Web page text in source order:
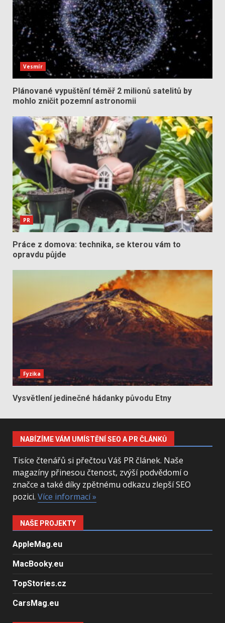
Vesmír
Plánované vypuštění téměř 2 milionů satelitů by
mohlo zničit pozemní astronomii
PR
Práce z domova: technika, se kterou vám to
opravdu půjde
Fyzika
Vysvětlení jedinečné hádanky původu Etny
NABÍZÍME VÁM UMÍSTĚNÍ SEO A PR ČLÁNKŮ
Tisíce čtenářů si přečtou Váš PR článek. Naše
magazíny přinesou čtenost, zvýší podvědomí o
značce a také díky zpětnému odkazu zlepší SEO
pozici. Více informací »
NAŠE PROJEKTY
AppleMag.eu
MacBooky.eu
TopStories.cz
CarsMag.eu